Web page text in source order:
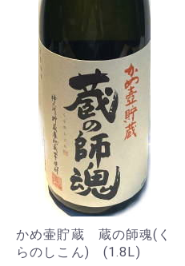
かめ壷貯蔵 蔵の師魂(く
らのしこん) (1.8L)